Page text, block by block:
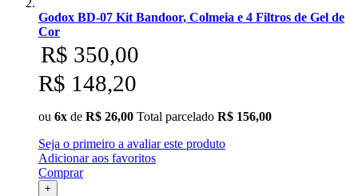
Godox BD-07 Kit Bandoor, Colmeia e 4 Filtros de Gel de
Cor
R$ 350,00
R$ 148,20
ou 6x de R$ 26,00 Total parcelado R$ 156,00
Seja o primeiro a avaliar este produto
Adicionar aos favoritos
Comprar
+